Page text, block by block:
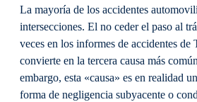
La mayoría de los accidentes
intersecciones. El no ceder el paso al
veces en los informes de accidentes de
convierte en la tercera causa más
embargo, esta «causa» es en realidad
forma de negligencia subyacente o